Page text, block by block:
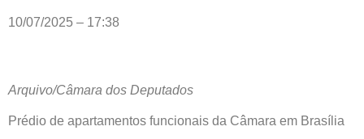
10/07/2025 – 17:38
Arquivo/Câmara dos Deputados
Prédio de apartamentos funcionais da Câmara em Brasília